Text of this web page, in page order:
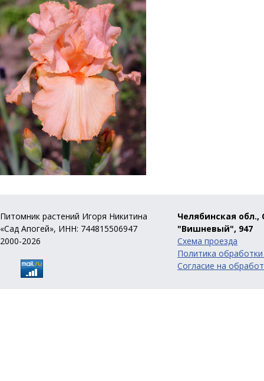
Питомник растений Игоря Никитина
«Сад Апогей», ИНН: 744815506947
2000-2026
Челябинская обл.,
"Вишневый", 947
Схема проезда
Политика
Согласие на